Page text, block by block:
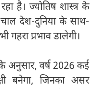
है। ज्योतिष शास्त्र के
देश-दुनिया के साथ-
गहरा प्रभाव डालेगी।
अनुसार, वर्ष 2026 कई
बनेगा, जिनका असर